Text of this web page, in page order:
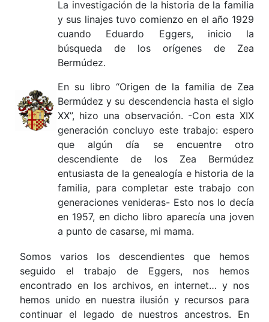
La investigación de la historia de la familia
y sus linajes tuvo comienzo en el año 1929
cuando Eduardo Eggers, inicio la
búsqueda de los orígenes de Zea
Bermúdez.
En su libro “Origen de la familia de Zea
Bermúdez y su descendencia hasta el siglo
XX”, hizo una observación. -Con esta XIX
generación concluyo este trabajo: espero
que algún día se encuentre otro
descendiente de los Zea Bermúdez
entusiasta de la genealogía e historia de la
familia, para completar este trabajo con
generaciones venideras- Esto nos lo decía
en 1957, en dicho libro aparecía una joven
a punto de casarse, mi mama.
Somos varios los descendientes que hemos
seguido el trabajo de Eggers, nos hemos
encontrado en los archivos, en internet… y nos
hemos unido en nuestra ilusión y recursos para
continuar el legado de nuestros ancestros. En